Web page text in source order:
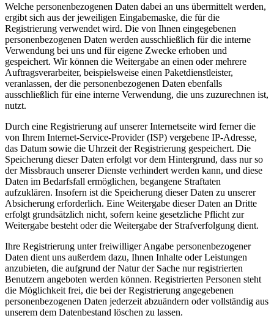
Welche personenbezogenen Daten dabei an uns übermittelt werden,
ergibt sich aus der jeweiligen Eingabemaske, die für die
Registrierung verwendet wird. Die von Ihnen eingegebenen
personenbezogenen Daten werden ausschließlich für die interne
Verwendung bei uns und für eigene Zwecke erhoben und
gespeichert. Wir können die Weitergabe an einen oder mehrere
Auftragsverarbeiter, beispielsweise einen Paketdienstleister,
veranlassen, der die personenbezogenen Daten ebenfalls
ausschließlich für eine interne Verwendung, die uns zuzurechnen ist,
nutzt.
Durch eine Registrierung auf unserer Internetseite wird ferner die
von Ihrem Internet-Service-Provider (ISP) vergebene IP-Adresse,
das Datum sowie die Uhrzeit der Registrierung gespeichert. Die
Speicherung dieser Daten erfolgt vor dem Hintergrund, dass nur so
der Missbrauch unserer Dienste verhindert werden kann, und diese
Daten im Bedarfsfall ermöglichen, begangene Straftaten
aufzuklären. Insofern ist die Speicherung dieser Daten zu unserer
Absicherung erforderlich. Eine Weitergabe dieser Daten an Dritte
erfolgt grundsätzlich nicht, sofern keine gesetzliche Pflicht zur
Weitergabe besteht oder die Weitergabe der Strafverfolgung dient.
Ihre Registrierung unter freiwilliger Angabe personenbezogener
Daten dient uns außerdem dazu, Ihnen Inhalte oder Leistungen
anzubieten, die aufgrund der Natur der Sache nur registrierten
Benutzern angeboten werden können. Registrierten Personen steht
die Möglichkeit frei, die bei der Registrierung angegebenen
personenbezogenen Daten jederzeit abzuändern oder vollständig aus
unserem dem Datenbestand löschen zu lassen.